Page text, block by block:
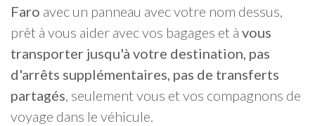
Faro avec un panneau avec votre nom dessus,
prêt à vous aider avec vos bagages et à vous
transporter jusqu'à votre destination, pas
d'arrêts supplémentaires, pas de transferts
partagés, seulement vous et vos compagnons de
voyage dans le véhicule.